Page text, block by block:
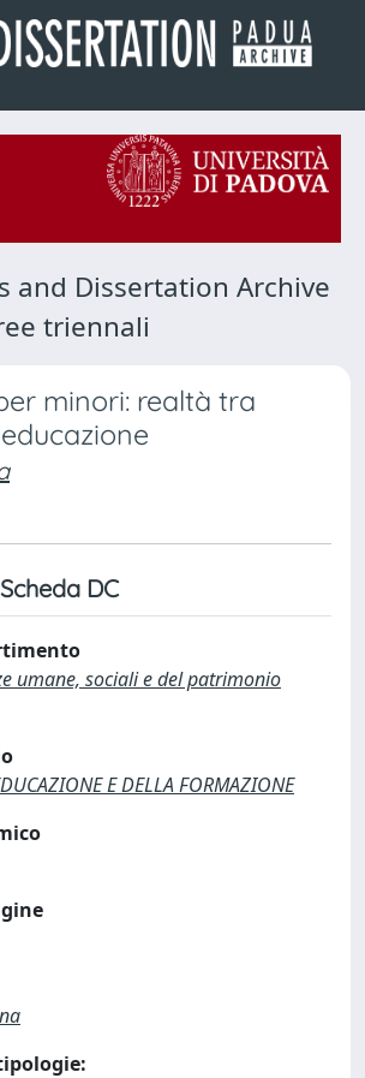
and Dissertation Archive
triennali
minori: realtà tra
Scheda DC
umane, sociali e del patrimonio
E DELLA FORMAZIONE